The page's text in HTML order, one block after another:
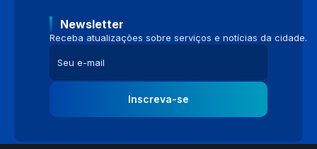
Newsletter
Receba atualizações sobre serviços e notícias da cidade.
Inscreva-se